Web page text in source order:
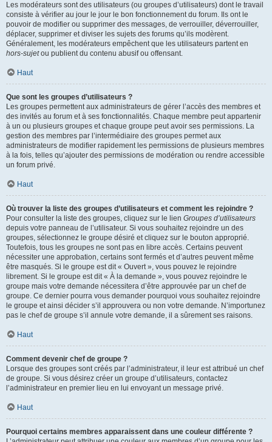
Les modérateurs sont des utilisateurs (ou groupes d’utilisateurs) dont le travail
consiste à vérifier au jour le jour le bon fonctionnement du forum. Ils ont le
pouvoir de modifier ou supprimer des messages, de verrouiller, déverrouiller,
déplacer, supprimer et diviser les sujets des forums qu’ils modèrent.
Généralement, les modérateurs empêchent que les utilisateurs partent en
hors-sujetou publient du contenu abusif ou offensant.
Haut
Que sont les groupes d’utilisateurs ?
Les groupes permettent aux administrateurs de gérer l’accès des membres et
des invités au forum et à ses fonctionnalités. Chaque membre peut appartenir
à un ou plusieurs groupes et chaque groupe peut avoir ses permissions. La
gestion des membres par l’intermédiaire des groupes permet aux
administrateurs de modifier rapidement les permissions de plusieurs membres
à la fois, telles qu’ajouter des permissions de modération ou rendre accessible
un forum privé.
Haut
Où trouver la liste des groupes d’utilisateurs et comment les rejoindre ?
Pour consulter la liste des groupes, cliquez sur le lien Groupes d’utilisateurs
depuis votre panneau de l’utilisateur. Si vous souhaitez rejoindre un des
groupes, sélectionnez le groupe désiré et cliquez sur le bouton approprié.
Toutefois, tous les groupes ne sont pas en libre accès. Certains peuvent
nécessiter une approbation, certains sont fermés et d’autres peuvent même
être masqués. Si le groupe est dit « Ouvert », vous pouvez le rejoindre
librement. Si le groupe est dit « À la demande », vous pouvez rejoindre le
groupe mais votre demande nécessitera d’être approuvée par un chef de
groupe. Ce dernier pourra vous demander pourquoi vous souhaitez rejoindre
le groupe et ainsi décider s’il approuvera ou non votre demande. N’importunez
pas le chef de groupe s’il annule votre demande, il a sûrement ses raisons.
Haut
Comment devenir chef de groupe ?
Lorsque des groupes sont créés par l’administrateur, il leur est attribué un chef
de groupe. Si vous désirez créer un groupe d’utilisateurs, contactez
l’administrateur en premier lieu en lui envoyant un message privé.
Haut
Pourquoi certains membres apparaissent dans une couleur différente ?